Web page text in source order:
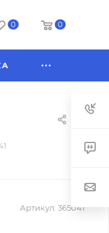
0 0
Артикул: 365041